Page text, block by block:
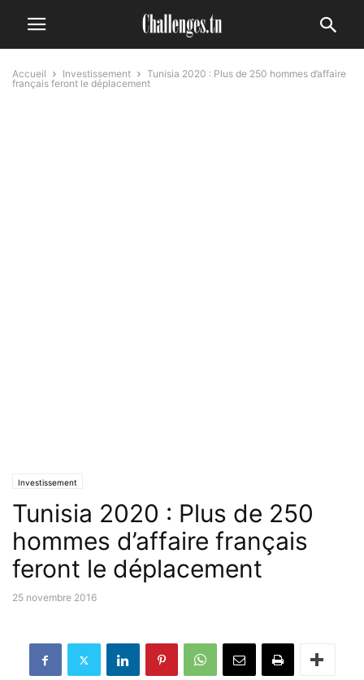
Accueil Investissement
Tunisia 2020 : Plus de 250 hommes d’affaire
français feront le déplacement
Investissement
Tunisia 2020 : Plus de 250
hommes d’affaire français
feront le déplacement
25 novembre 2016